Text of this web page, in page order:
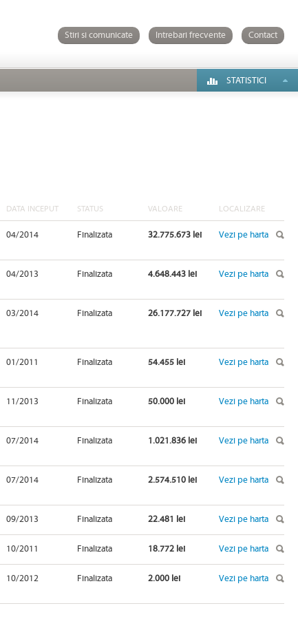
Stiri si comunicate Intrebari frecvente Contact
STATISTICI
DATA INCEPUT STATUS VALOARE LOCALIZARE
04/2014 Finalizata 32.775.673 lei Vezi pe harta
04/2013 Finalizata 4.648.443 lei Vezi pe harta
03/2014 Finalizata 26.177.727 lei Vezi pe harta
01/2011 Finalizata 54.455 lei Vezi pe harta
11/2013 Finalizata 50.000 lei Vezi pe harta
07/2014 Finalizata 1.021.836 lei Vezi pe harta
07/2014 Finalizata 2.574.510 lei Vezi pe harta
09/2013 Finalizata 22.481 lei Vezi pe harta
10/2011 Finalizata 18.772 lei Vezi pe harta
10/2012 Finalizata 2.000 lei Vezi pe harta